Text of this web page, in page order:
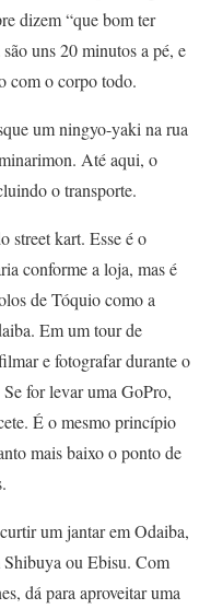
dizem “que bom ter
uns 20 minutos a pé, e
com o corpo todo.
um ningyo-yaki na rua
Até aqui, o
o transporte.
street kart. Esse é o
conforme a loja, mas é
de Tóquio como a
Em um tour de
e fotografar durante o
for levar uma GoPro,
É o mesmo princípio
mais baixo o ponto de
um jantar em Odaiba,
Shibuya ou Ebisu. Com
dá para aproveitar uma